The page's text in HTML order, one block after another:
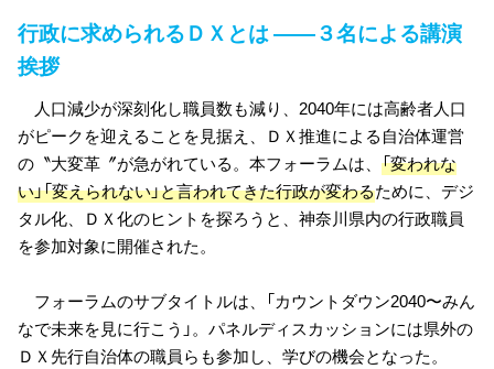
行政に求められるＤＸとは ――３名による講演
挨拶
人口減少が深刻化し職員数も減り、2040年には高齢者人口
がピークを迎えることを見据え、ＤＸ推進による自治体運営
の〝大変革〞が急がれている。本フォーラムは、 「変われな
い」「変えられない」と言われてきた行政が変わるために、デジ
タル化、ＤＸ化のヒントを探ろうと、神奈川県内の行政職員
を参加対象に開催された。
フォーラムのサブタイトルは、「カウントダウン2040〜みん
なで未来を見に行こう」。パネルディスカッションには県外の
ＤＸ先行自治体の職員らも参加し、学びの機会となった。